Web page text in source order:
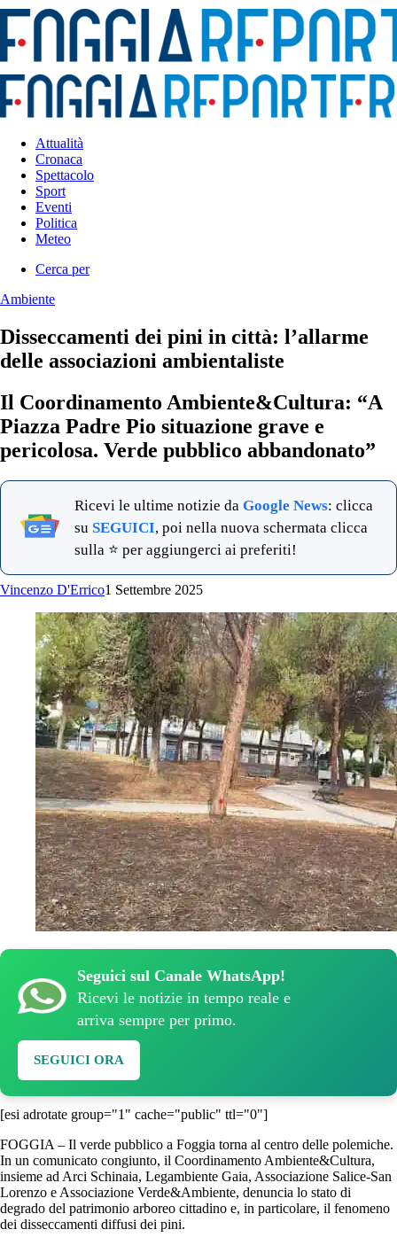
Attualità
Cronaca
Spettacolo
Sport
Eventi
Politica
Meteo
Cerca per
Ambiente
Disseccamenti dei pini in città: l’allarme
delle associazioni ambientaliste
Il Coordinamento Ambiente&Cultura: “A
Piazza Padre Pio situazione grave e
pericolosa. Verde pubblico abbandonato”
Ricevi le ultime notizie da Google News: clicca
su SEGUICI, poi nella nuova schermata clicca
sulla ⭐ per aggiungerci ai preferiti!
Vincenzo D'Errico1 Settembre 2025
Seguici sul Canale WhatsApp!
Ricevi le notizie in tempo reale e
arriva sempre per primo.
SEGUICI ORA
[esi adrotate group="1" cache="public" ttl="0"]
FOGGIA – Il verde pubblico a Foggia torna al centro delle polemiche.
In un comunicato congiunto, il Coordinamento Ambiente&Cultura,
insieme ad Arci Schinaia, Legambiente Gaia, Associazione Salice-San
Lorenzo e Associazione Verde&Ambiente, denuncia lo stato di
degrado del patrimonio arboreo cittadino e, in particolare, il fenomeno
dei disseccamenti diffusi dei pini.